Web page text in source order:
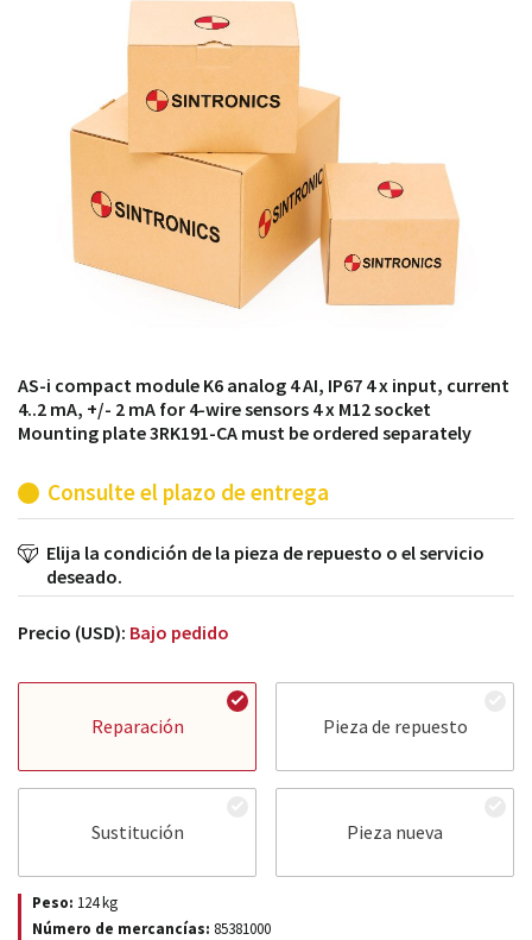
módulos antiguos a un alto nivel técnico o sustitución
de módulos descontinuados por módulos del propio
AS-i compact module K6 analog 4 AI, IP67 4 x input, current
4..2 mA, +/- 2 mA for 4-wire sensors 4 x M12 socket
Mounting plate 3RK191-CA must be ordered separately
Consulte el plazo de entrega
Elija la condición de la pieza de repuesto o el servicio
deseado.
Precio (USD): Bajo pedido
Reparación Pieza de repuesto
Sustitución Pieza nueva
Peso: 124kg
Número de mercancías: 85381000